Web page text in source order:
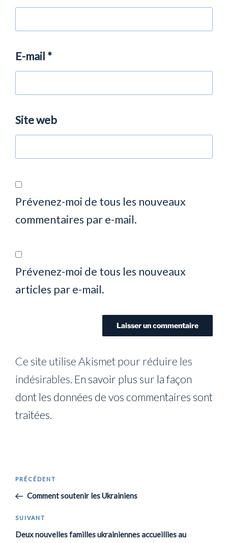
E-mail *
Site web
Prévenez-moi de tous les nouveaux
commentaires par e-mail.
Prévenez-moi de tous les nouveaux
articles par e-mail.
Ce site utilise Akismet pour réduire les
indésirables. En savoir plus sur la façon
dont les données de vos commentaires sont
traitées.
Navigation
de
Article
précédent
PRÉCÉDENT
Comment soutenir les Ukrainiens
Article
suivant
SUIVANT
Deux nouvelles familles ukrainiennes accueillies au